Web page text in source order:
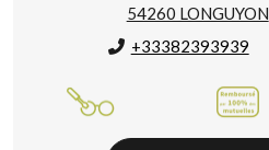
54260 LONGUYON
+33382393939